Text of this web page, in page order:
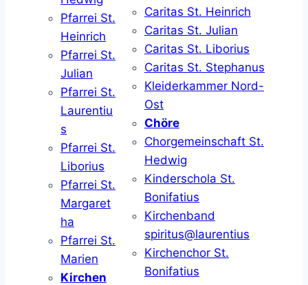
Pfarrei St.
Heinrich
Pfarrei St.
Julian
Pfarrei St.
Laurentiu
s
Pfarrei St.
Liborius
Pfarrei St.
Margaret
ha
Pfarrei St.
Marien
Kirchen
Caritas St. Heinrich
Caritas St. Julian
Caritas St. Liborius
Caritas St. Stephanus
Kleiderkammer Nord-
Ost
Chöre
Chorgemeinschaft St.
Hedwig
Kinderschola St.
Bonifatius
Kirchenband
spiritus@laurentius
Kirchenchor St.
Bonifatius